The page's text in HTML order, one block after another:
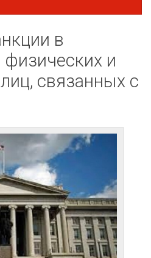
в
и
связанных с